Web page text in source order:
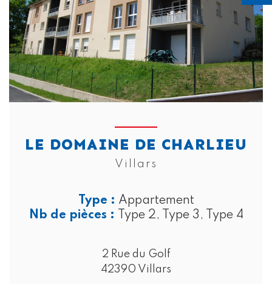
LE DOMAINE DE CHARLIEU
Villars
Type : Appartement
Nb de pièces :
Type 2, Type 3, Type 4
2 Rue du Golf
42390 Villars